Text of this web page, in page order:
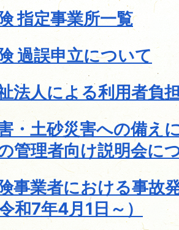
指定事業所一覧
過誤申立について
法人による利用者負
・土砂災害への備え
管理者向け説明会に
事業者における事故
和7年4月1日～）